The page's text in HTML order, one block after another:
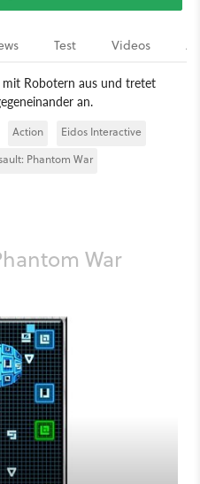
Test Videos
Robotern aus und tretet
an.
Action
Eidos Interactive
Phantom War
War